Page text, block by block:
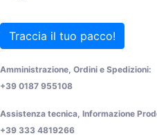
Traccia il tuo pacco!
Amministrazione, Ordini e Spedizioni:
+39 0187 955108
Assistenza tecnica, Informazione
+39 333 4819266